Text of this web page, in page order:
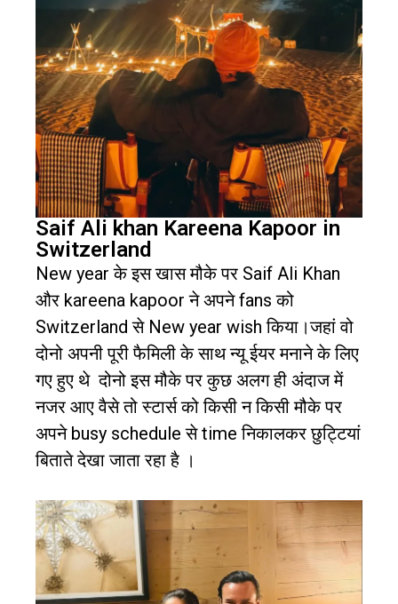
Saif Ali khan Kareena Kapoor in
Switzerland
New yearके इस खास मौके पर Saif Ali Khan
और kareena kapoorने अपनेfansको
SwitzerlandसेNew year wishकिया।जहां वो
दोनो अपनी पूरी फैमिली के साथ न्यू ईयर मनाने के लिए
गए हुए थे दोनो इस मौके पर कुछ अलग ही अंदाज में
नजर आए वैसे तो स्टार्स को किसी न किसी मौके पर
अपनेbusy scheduleसेtimeनिकालकर छुट्टियां
बिताते देखा जाता रहा है ।